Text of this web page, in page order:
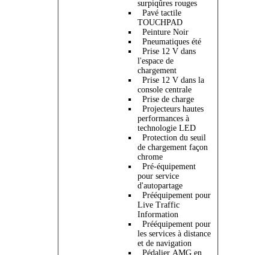
surpiqûres rouges
Pavé tactile
TOUCHPAD
Peinture Noir
Pneumatiques été
Prise 12 V dans
l'espace de
chargement
Prise 12 V dans la
console centrale
Prise de charge
Projecteurs hautes
performances à
technologie LED
Protection du seuil
de chargement façon
chrome
Pré-équipement
pour service
d'autopartage
Prééquipement pour
Live Traffic
Information
Prééquipement pour
les services à distance
et de navigation
Pédalier AMG en